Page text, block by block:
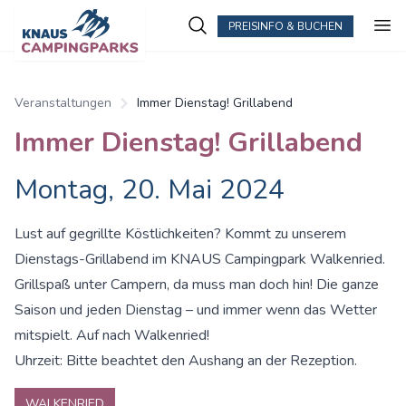
PREISINFO & BUCHEN
Veranstaltungen Immer Dienstag! Grillabend
Immer Dienstag! Grillabend
Montag, 20. Mai 2024
Lust auf gegrillte Köstlichkeiten? Kommt zu unserem
Dienstags-Grillabend im KNAUS Campingpark Walkenried.
Grillspaß unter Campern, da muss man doch hin! Die ganze
Saison und jeden Dienstag – und immer wenn das Wetter
mitspielt. Auf nach Walkenried!
Uhrzeit: Bitte beachtet den Aushang an der Rezeption.